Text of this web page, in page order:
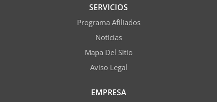
SERVICIOS
Programa Afiliados
Noticias
Mapa Del Sitio
Aviso Legal
EMPRESA